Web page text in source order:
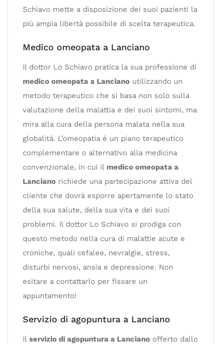
Schiavo mette a disposizione dei suoi pazienti la
più ampia libertà possibile di scelta terapeutica.
Medico omeopata a Lanciano
Il dottor Lo Schiavo pratica la sua professione di
medico omeopata a Lanciano utilizzando un
metodo terapeutico che si basa non solo sulla
valutazione della malattia e dei suoi sintomi, ma
mira alla cura della persona malata nella sua
globalità. L’omeopatia è un piano terapeutico
complementare o alternativo alla medicina
convenzionale, in cui il medico omeopata a
Lanciano richiede una partecipazione attiva del
cliente che dovrà esporre apertamente lo stato
della sua salute, della sua vita e dei suoi
problemi. Il dottor Lo Schiavo si prodiga con
questo metodo nella cura di malattie acute e
croniche, quali cefalee, nevralgie, stress,
disturbi nervosi, ansia e depressione. Non
esitare a contattarlo per fissare un
appuntamento!
Servizio di agopuntura a Lanciano
Il servizio di agopuntura a Lanciano offerto dallo